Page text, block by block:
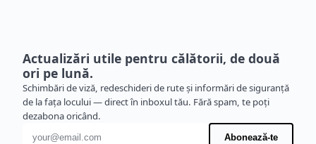
Actualizări utile pentru călătorii, de două
ori pe lună.
Schimbări de viză, redeschideri de rute și informări de siguranță
de la fața locului — direct în inboxul tău. Fără spam, te poți
dezabona oricând.
Adresă de e-mail
Abonează-te